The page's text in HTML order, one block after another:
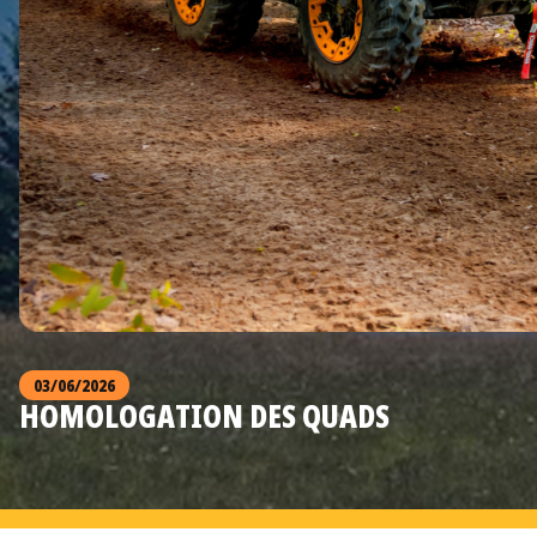
03/06/2026
HOMOLOGATION DES QUADS